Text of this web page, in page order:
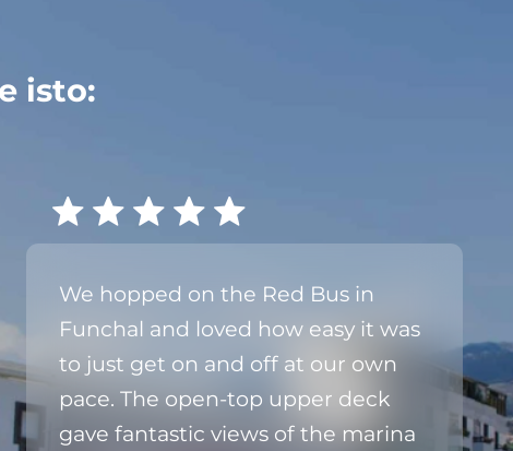
isto:
We hopped on the Red Bus in
Funchal and loved how easy it was
to just get on and off at our own
pace. The open‑top upper deck
gave fantastic views of the marina